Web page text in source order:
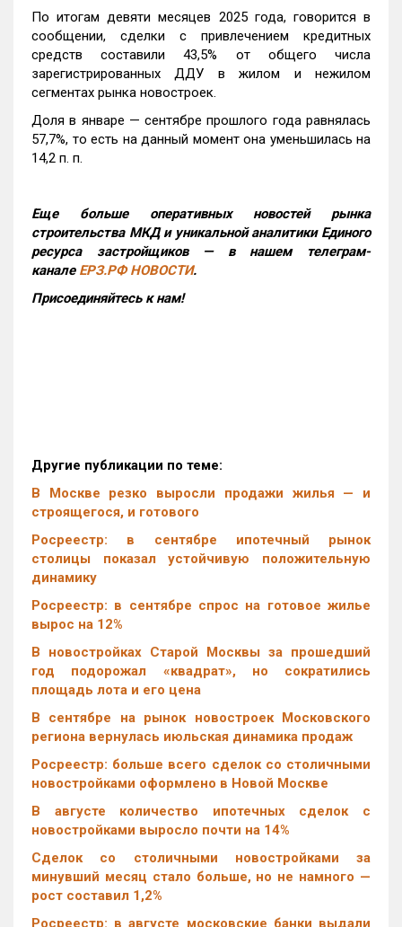
По итогам девяти месяцев 2025 года, говорится в
сообщении, сделки с привлечением кредитных
средств составили 43,5% от общего числа
зарегистрированных ДДУ в жилом и нежилом
сегментах рынка новостроек.
Доля в январе — сентябре прошлого года равнялась
57,7%, то есть на данный момент она уменьшилась на
14,2 п. п.
Еще больше оперативных новостей рынка
строительства МКД и уникальной аналитики Единого
ресурса застройщиков — в нашем телеграм-
канале ЕРЗ.РФ НОВОСТИ.
Присоединяйтесь к нам!
Другие публикации по теме:
В Москве резко выросли продажи жилья — и
строящегося, и готового
Росреестр: в сентябре ипотечный рынок
столицы показал устойчивую положительную
динамику
Росреестр: в сентябре спрос на готовое жилье
вырос на 12%
В новостройках Старой Москвы за прошедший
год подорожал «квадрат», но сократились
площадь лота и его цена
В сентябре на рынок новостроек Московского
региона вернулась июльская динамика продаж
Росреестр: больше всего сделок со столичными
новостройками оформлено в Новой Москве
В августе количество ипотечных сделок с
новостройками выросло почти на 14%
Cделок со столичными новостройками за
минувший месяц стало больше, но не намного —
рост составил 1,2%
Росреестр: в августе московские банки выдали